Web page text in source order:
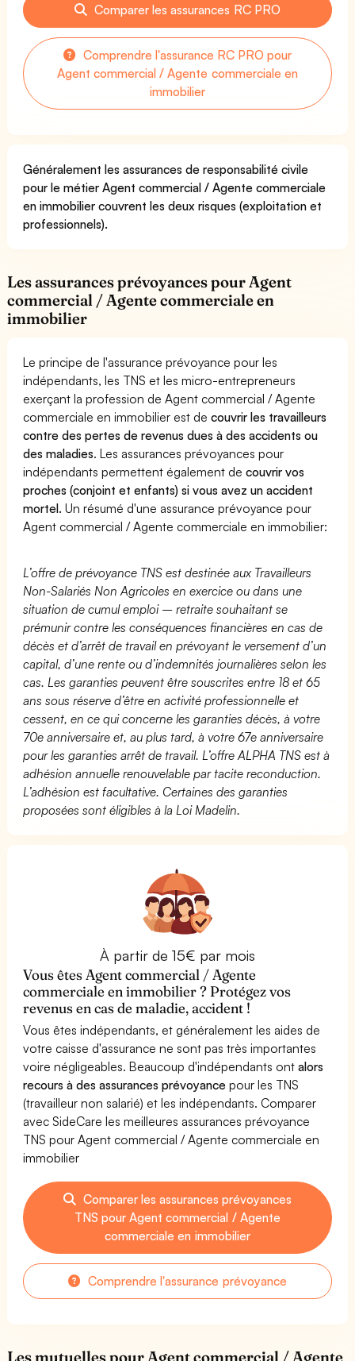
Comparer les assurances RC PRO
Comprendre l'assurance RC PRO pour
Agent commercial / Agente commerciale en
immobilier
Généralement les assurances de responsabilité civile
pour le métier Agent commercial / Agente commerciale
en immobilier couvrent les deux risques (exploitation et
professionnels).
Les assurances prévoyances pour Agent
commercial / Agente commerciale en
immobilier
Le principe de l'assurance prévoyance pour les
indépendants, les TNS et les micro-entrepreneurs
exerçant la profession de Agent commercial / Agente
commerciale en immobilier est decouvrir les travailleurs
contre des pertes de revenus dues à des accidents ou
des maladies. Les assurances prévoyances pour
indépendants permettent également decouvrir vos
proches (conjoint et enfants) si vous avez un accident
mortel. Un résumé d'une assurance prévoyance pour
Agent commercial / Agente commerciale en immobilier:
L’offre de prévoyance TNS est destinée aux Travailleurs
Non-Salariés Non Agricoles en exercice ou dans une
situation de cumul emploi – retraite souhaitant se
prémunir contre les conséquences financières en cas de
décès et d’arrêt de travail en prévoyant le versement d’un
capital, d’une rente ou d’indemnités journalières selon les
cas. Les garanties peuvent être souscrites entre 18 et 65
ans sous réserve d’être en activité professionnelle et
cessent, en ce qui concerne les garanties décès, à votre
70e anniversaire et, au plus tard, à votre 67e anniversaire
pour les garanties arrêt de travail. L’offre ALPHA TNS est à
adhésion annuelle renouvelable par tacite reconduction.
L’adhésion est facultative. Certaines des garanties
proposées sont éligibles à la Loi Madelin.
À partir de 15€ par mois
Vous êtes Agent commercial / Agente
commerciale en immobilier ? Protégez vos
revenus en cas de maladie, accident !
Vous êtes indépendants, et généralement les aides de
votre caisse d'assurance ne sont pas très importantes
voire négligeables. Beaucoup d'indépendants ontalors
recours à des assurances prévoyance pour les TNS
(travailleur non salarié) et les indépendants. Comparer
avec SideCare les meilleures assurances prévoyance
TNS pour Agent commercial / Agente commerciale en
immobilier
Comparer les assurances prévoyances
TNS pour Agent commercial / Agente
commerciale en immobilier
Comprendre l'assurance prévoyance
Les mutuelles pour Agent commercial / Agente